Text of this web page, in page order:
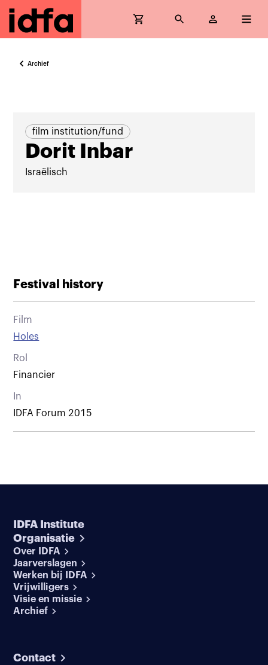
Archief
film institution/fund
Dorit Inbar
Israëlisch
Festival history
Film
Holes
Rol
Financier
In
IDFA Forum 2015
IDFA Institute
Organisatie
Over IDFA
Jaarverslagen
Werken bij IDFA
Vrijwilligers
Visie en missie
Archief
Contact